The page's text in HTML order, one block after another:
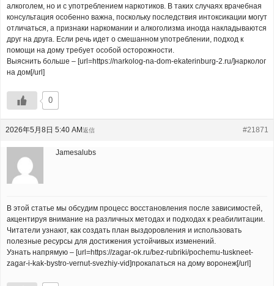
алкоголем, но и с употреблением наркотиков. В таких случаях врачебная
консультация особенно важна, поскольку последствия интоксикации могут
отличаться, а признаки наркомании и алкоголизма иногда накладываются
друг на друга. Если речь идет о смешанном употреблении, подход к
помощи на дому требует особой осторожности.
Выяснить больше – [url=https://narkolog-na-dom-ekaterinburg-2.ru/]нарколог
на дом[/url]
0
2026年5月8日 5:40 AM #21871
返信
Jamesalubs
В этой статье мы обсудим процесс восстановления после зависимостей,
акцентируя внимание на различных методах и подходах к реабилитации.
Читатели узнают, как создать план выздоровления и использовать
полезные ресурсы для достижения устойчивых изменений.
Узнать напрямую – [url=https://zagar-ok.ru/bez-rubriki/pochemu-tuskneet-
zagar-i-kak-bystro-vernut-svezhiy-vid]прокапаться на дому воронеж[/url]